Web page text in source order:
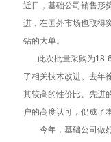
近日，基础公司销售形
进，在国外市场也取得
钻的大单。
此次批量采购为18-
了相关技术改进。去年
其较高的性价比、先进
户的高度认可，促成了
今年，基础公司做好